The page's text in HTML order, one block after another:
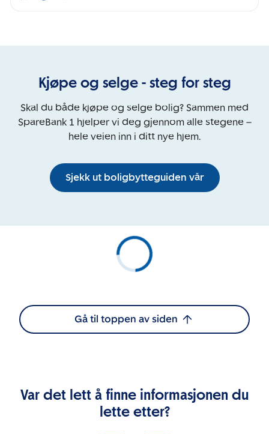
Kjøpe og selge - steg for steg
Skal du både kjøpe og selge bolig? Sammen med
SpareBank 1 hjelper vi deg gjennom alle stegene –
hele veien inn i ditt nye hjem.
Sjekk ut boligbytteguiden vår
Gå til toppen av siden
Var det lett å finne informasjonen du
lette etter?